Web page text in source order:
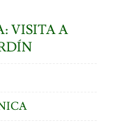
VISITA A